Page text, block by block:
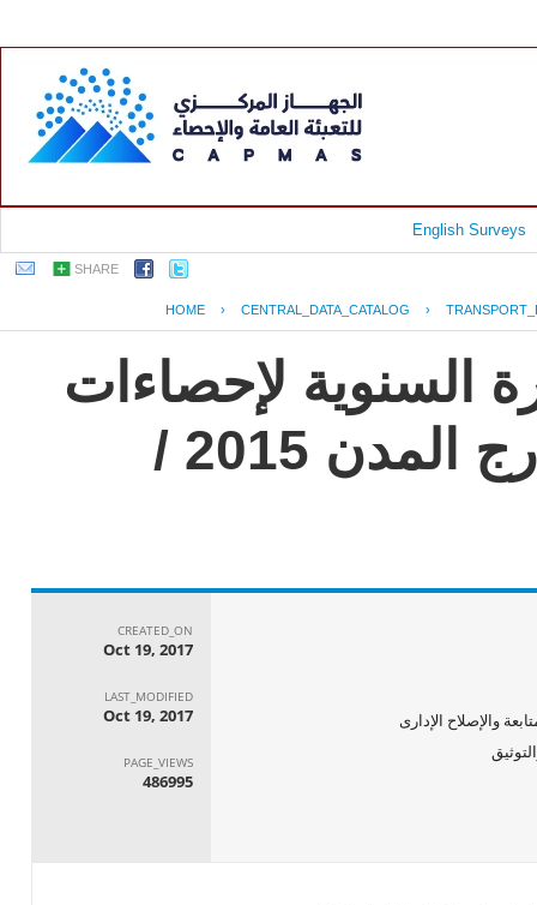
English Surveys
SHARE
HOME › CENTRAL_DATA_CATALOG ›
السنوية لإحصاءات
النقل العام للركاب داخل وخارج المدن 2015 /
والإصلاح الإدارى
CREATED_ON
Oct 19, 2017
LAST_MODIFIED
Oct 19, 2017
PAGE_VIEWS
486995